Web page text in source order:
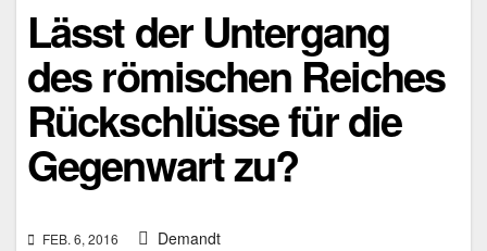
Lässt der Untergang
des römischen Reiches
Rückschlüsse für die
Gegenwart zu?
FEB. 6, 2016 Demandt